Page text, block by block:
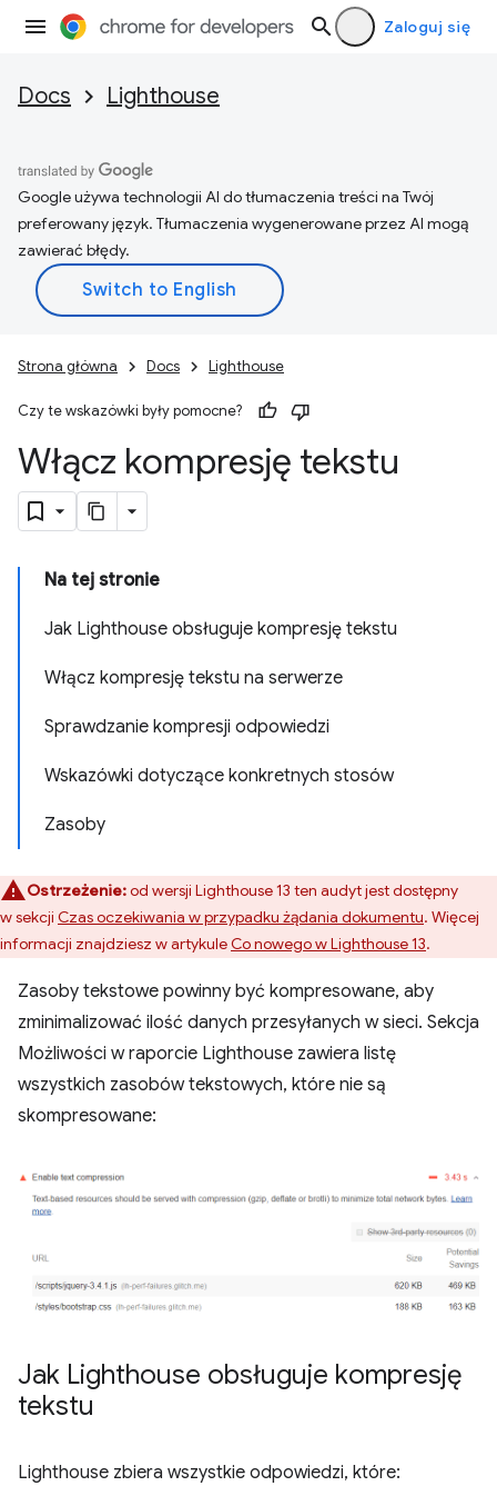
Zaloguj się
Docs Lighthouse
Google używa technologii AI do tłumaczenia treści na Twój
preferowany język. Tłumaczenia wygenerowane przez AI mogą
zawierać błędy.
Strona główna Docs Lighthouse
Czy te wskazówki były pomocne?
Włącz kompresję tekstu
Na tej stronie
Jak Lighthouse obsługuje kompresję tekstu
Włącz kompresję tekstu na serwerze
Sprawdzanie kompresji odpowiedzi
Wskazówki dotyczące konkretnych stosów
Zasoby
Ostrzeżenie:od wersji Lighthouse 13 ten audyt jest dostępny
w sekcji Czas oczekiwania w przypadku żądania dokumentu. Więcej
informacji znajdziesz w artykuleCo nowego w Lighthouse 13.
Zasoby tekstowe powinny być kompresowane, aby
zminimalizować ilość danych przesyłanych w sieci. Sekcja
Możliwości w raporcie Lighthouse zawiera listę
wszystkich zasobów tekstowych, które nie są
skompresowane:
Jak Lighthouse obsługuje kompresję
tekstu
Lighthouse zbiera wszystkie odpowiedzi, które: